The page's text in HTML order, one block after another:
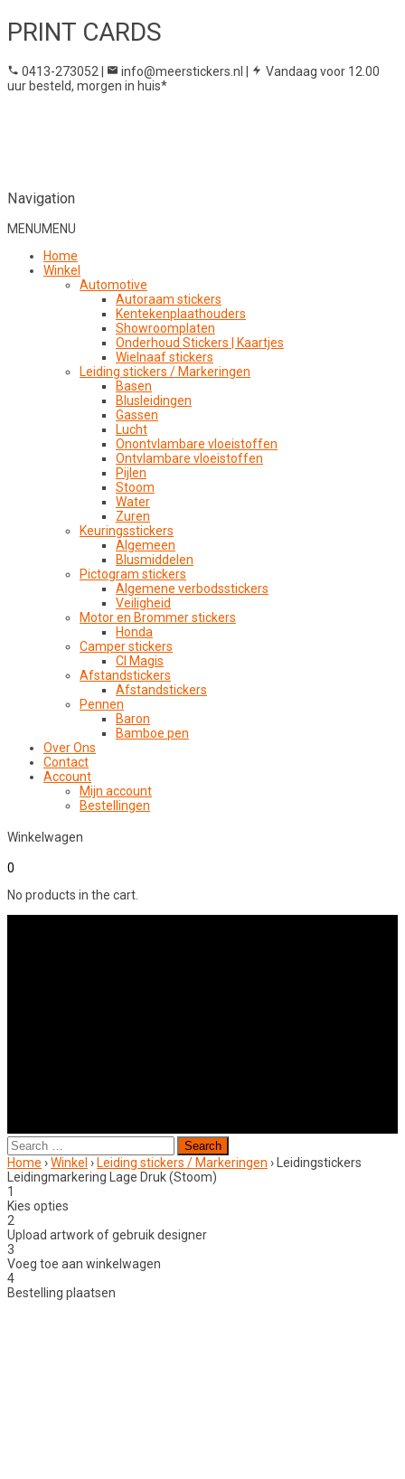
PRINT CARDS
0413-273052 | info@meerstickers.nl |
Vandaag voor 12.00
uur besteld, morgen in huis*
Navigation
MENUMENU
Home
Winkel
Automotive
Autoraam stickers
Kentekenplaathouders
Showroomplaten
Onderhoud Stickers | Kaartjes
Wielnaaf stickers
Leiding stickers / Markeringen
Basen
Blusleidingen
Gassen
Lucht
Onontvlambare vloeistoffen
Ontvlambare vloeistoffen
Pijlen
Stoom
Water
Zuren
Keuringsstickers
Algemeen
Blusmiddelen
Pictogram stickers
Algemene verbodsstickers
Veiligheid
Motor en Brommer stickers
Honda
Camper stickers
CI Magis
Afstandstickers
Afstandstickers
Pennen
Baron
Bamboe pen
Over Ons
Contact
Account
Mijn account
Bestellingen
Winkelwagen
0
No products in the cart.
Search
for:
Home ›Winkel › Leiding stickers / Markeringen › Leidingstickers
Leidingmarkering Lage Druk (Stoom)
1
Kies opties
2
Upload artwork of gebruik designer
3
Voeg toe aan winkelwagen
4
Bestelling plaatsen